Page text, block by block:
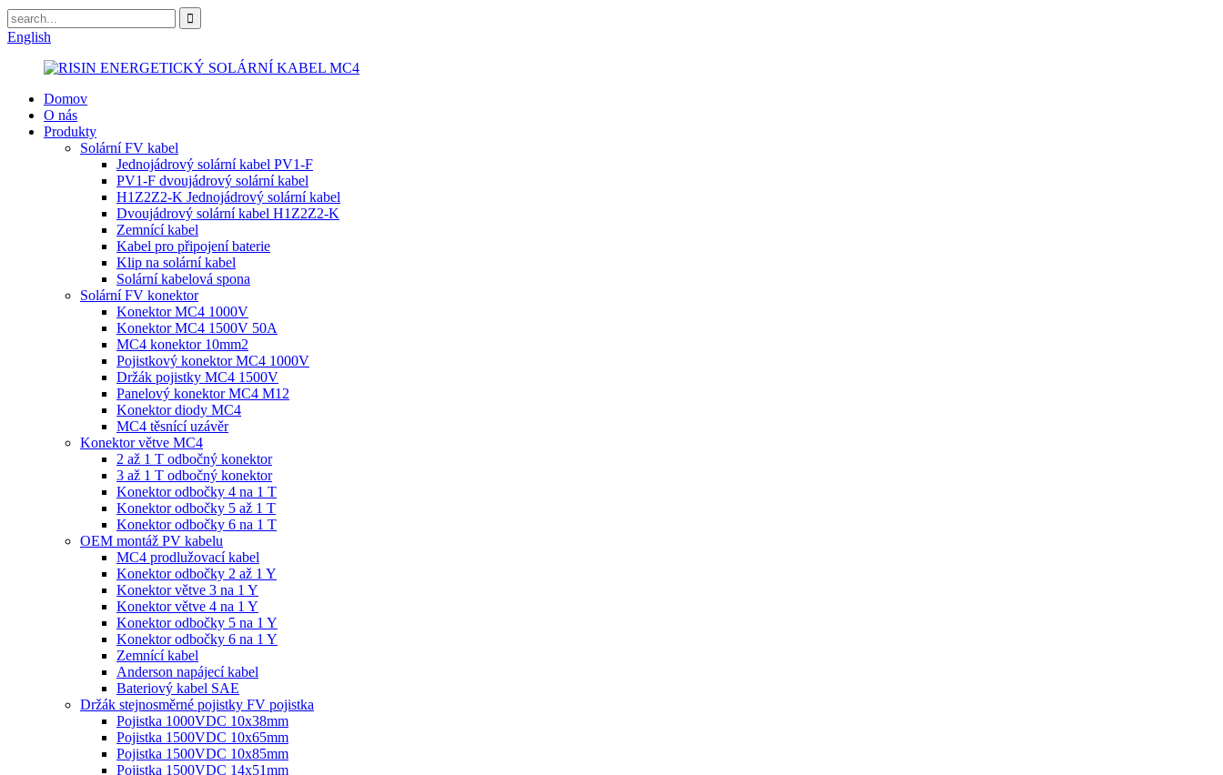
English
Domov
O nás
Produkty
Solární FV kabel
Jednojádrový solární kabel PV1-F
PV1-F dvoujádrový solární kabel
H1Z2Z2-K Jednojádrový solární kabel
Dvoujádrový solární kabel H1Z2Z2-K
Zemnící kabel
Kabel pro připojení baterie
Klip na solární kabel
Solární kabelová spona
Solární FV konektor
Konektor MC4 1000V
Konektor MC4 1500V 50A
MC4 konektor 10mm2
Pojistkový konektor MC4 1000V
Držák pojistky MC4 1500V
Panelový konektor MC4 M12
Konektor diody MC4
MC4 těsnící uzávěr
Konektor větve MC4
2 až 1 T odbočný konektor
3 až 1 T odbočný konektor
Konektor odbočky 4 na 1 T
Konektor odbočky 5 až 1 T
Konektor odbočky 6 na 1 T
OEM montáž PV kabelu
MC4 prodlužovací kabel
Konektor odbočky 2 až 1 Y
Konektor větve 3 na 1 Y
Konektor větve 4 na 1 Y
Konektor odbočky 5 na 1 Y
Konektor odbočky 6 na 1 Y
Zemnící kabel
Anderson napájecí kabel
Bateriový kabel SAE
Držák stejnosměrné pojistky FV pojistka
Pojistka 1000VDC 10x38mm
Pojistka 1500VDC 10x65mm
Pojistka 1500VDC 10x85mm
Pojistka 1500VDC 14x51mm